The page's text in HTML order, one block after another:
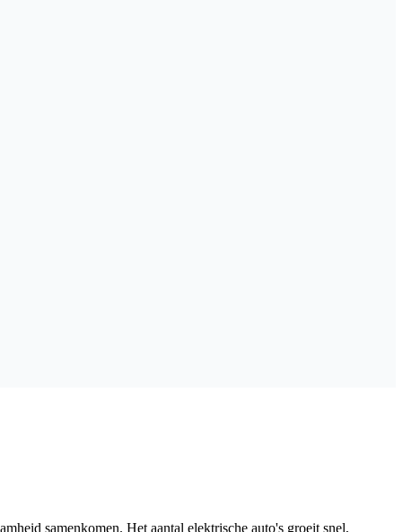
samenkomen. Het aantal elektrische auto's groeit snel,